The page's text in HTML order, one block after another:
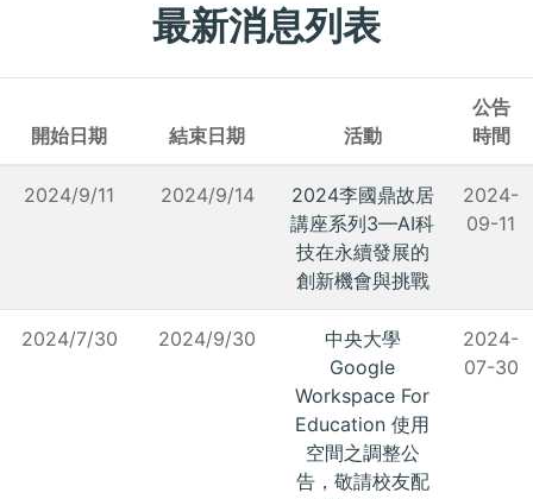
最新消息列表
開始日期 結束日期 活動
公告
時間
2024/9/11 2024/9/14
2024李國鼎故居
講座系列3—AI科
技在永續發展的
創新機會與挑戰
2024-
09-11
2024/7/30 2024/9/30
中央大學
Google
Workspace For
Education 使用
空間之調整公
告，敬請校友配
2024-
07-30